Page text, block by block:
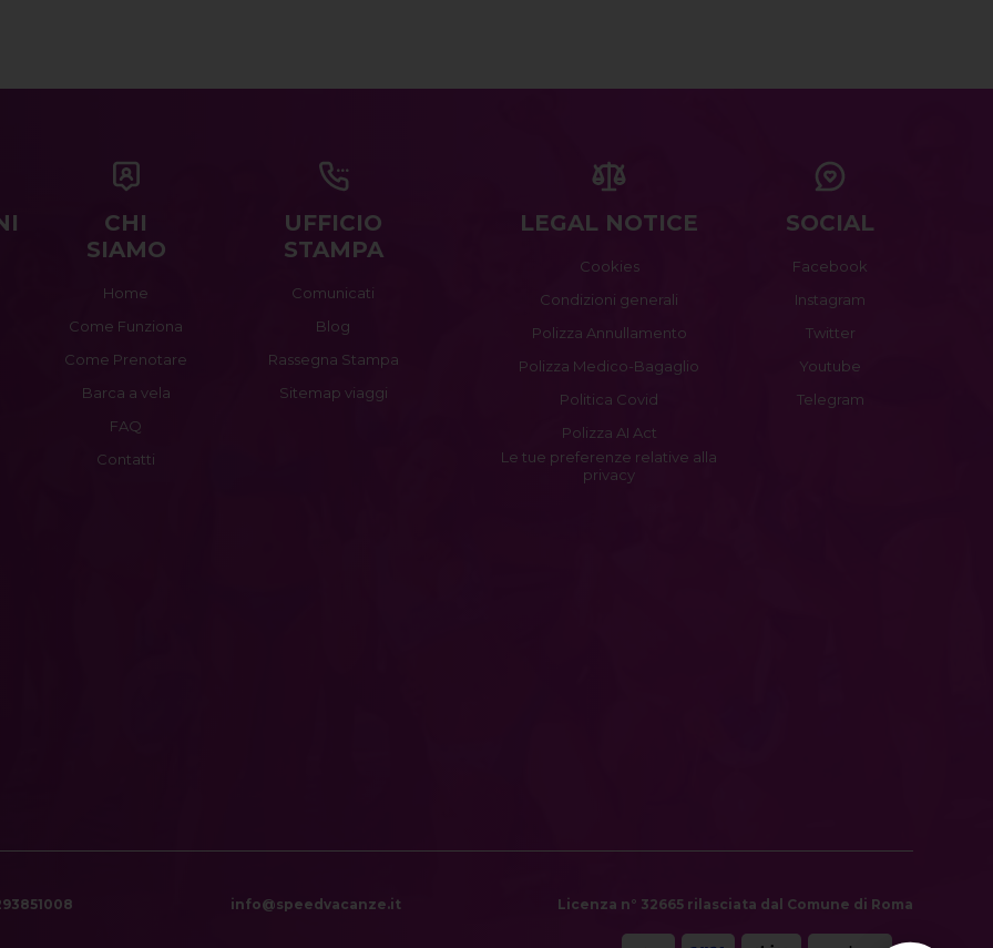
CHI
SIAMO
Home
Come Funziona
Come Prenotare
Barca a vela
FAQ
Contatti
UFFICIO
STAMPA
Comunicati
Blog
Rassegna Stampa
Sitemap viaggi
LEGAL NOTICE
Cookies
Condizioni generali
Polizza Annullamento
Polizza Medico-Bagaglio
Politica Covid
Polizza AI Act
Le tue preferenze relative alla
privacy
SOCIAL
Facebook
Instagram
Twitter
Youtube
Telegram
info@speedvacanze.it Licenza n° 32665 rilasciata dal Comune di Roma